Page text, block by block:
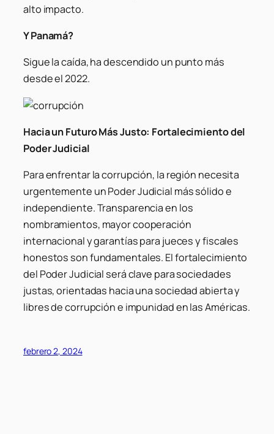
alto impacto.
Y Panamá?
Sigue la caída, ha descendido un punto más
desde el 2022.
Hacia un Futuro Más Justo: Fortalecimiento del
Poder Judicial
Para enfrentar la corrupción, la región necesita
urgentemente un Poder Judicial más sólido e
independiente. Transparencia en los
nombramientos, mayor cooperación
internacional y garantías para jueces y fiscales
honestos son fundamentales. El fortalecimiento
del Poder Judicial será clave para sociedades
justas, orientadas hacia una sociedad abierta y
libres de corrupción e impunidad en las Américas.
febrero 2, 2024